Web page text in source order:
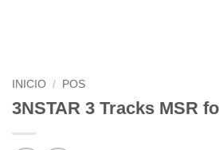
INICIO / POS
3NSTAR 3 Tracks MSR